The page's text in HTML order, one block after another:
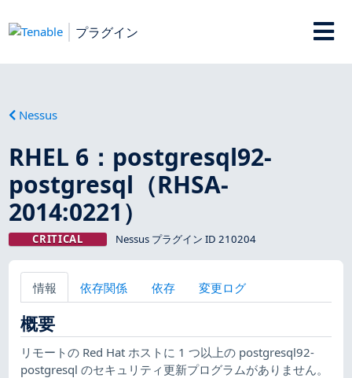
プラグイン
Nessus
RHEL 6：postgresql92-
postgresql（RHSA-
2014:0221）
CRITICAL Nessus プラグイン ID 210204
情報 依存関係 依存 変更ログ
概要
リモートの Red Hat ホストに 1 つ以上の postgresql92-
postgresql のセキュリティ更新プログラムがありません。